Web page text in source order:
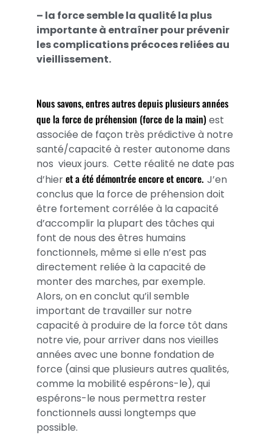
– la force semble la qualité la plus
importante à entraîner pour prévenir
les complications précoces reliées au
vieillissement.
Nous savons, entres autres depuis plusieurs années
que la force de préhension (force de la main) est
associée de façon très prédictive à notre
santé/capacité à rester autonome dans
nos vieux jours. Cette réalité ne date pas
d’hieret a été démontrée encore et encore. J’en
conclus que la force de préhension doit
être fortement corrélée à la capacité
d’accomplir la plupart des tâches qui
font de nous des êtres humains
fonctionnels, même si elle n’est pas
directement reliée à la capacité de
monter des marches, par exemple.
Alors, on en conclut qu’il semble
important de travailler sur notre
capacité à produire de la force tôt dans
notre vie, pour arriver dans nos vieilles
années avec une bonne fondation de
force (ainsi que plusieurs autres qualités,
comme la mobilité espérons-le), qui
espérons-le nous permettra rester
fonctionnels aussi longtemps que
possible.